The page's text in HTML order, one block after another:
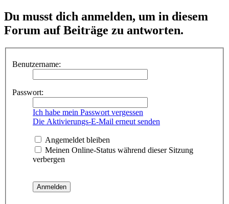
Du musst dich anmelden, um in diesem
Forum auf Beiträge zu antworten.
Benutzername:
Passwort:
Ich habe mein Passwort vergessen
Die Aktivierungs-E-Mail erneut senden
Angemeldet bleiben
Meinen Online-Status während dieser Sitzung
verbergen